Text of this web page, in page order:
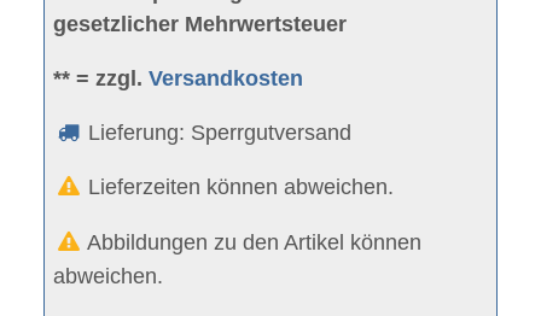
gesetzlicher Mehrwertsteuer
** = zzgl.Versandkosten
Lieferung: Sperrgutversand
Lieferzeiten können abweichen.
Abbildungen zu den Artikel können
abweichen.